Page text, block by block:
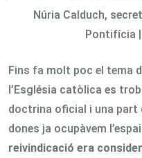
Núria Calduch,
Pontifícia
Fins fa molt poc el tema
l’Església catòlica es
doctrina oficial i una part
dones ja ocupàvem
reivindicació era